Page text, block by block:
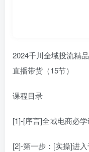
2024千川全域投流精
直播带货（15节）
课程目录
[1]-[序言]全域电商必
[2]-第一步：[实操]进